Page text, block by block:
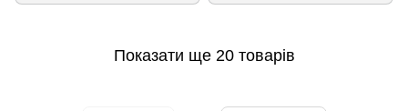
Показати ще 20 товарів